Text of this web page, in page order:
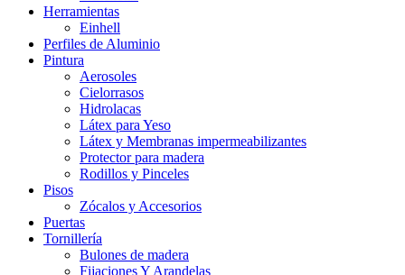
Herramientas
Einhell
Perfiles de Aluminio
Pintura
Aerosoles
Cielorrasos
Hidrolacas
Látex para Yeso
Látex y Membranas impermeabilizantes
Protector para madera
Rodillos y Pinceles
Pisos
Zócalos y Accesorios
Puertas
Tornillería
Bulones de madera
Fijaciones Y Arandelas